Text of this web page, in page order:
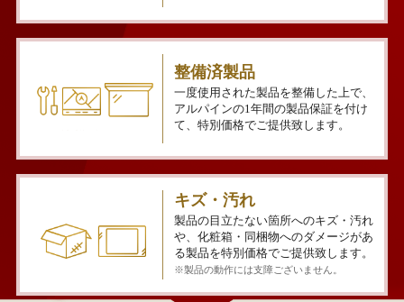
整備済製品
一度使用された製品を整備した上で、
アルパインの1年間の製品保証を付け
て、特別価格でご提供致します。
キズ・汚れ
製品の目立たない箇所へのキズ・汚れ
や、化粧箱・同梱物へのダメージがあ
る製品を特別価格でご提供致します。
※製品の動作には支障ございません。